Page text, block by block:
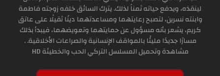
لينقذه، ويدفع حياته ثمناً لذلك. يترك السائق خلفه زوجته فاطمة
وابنته نسرين، لتصبح رعايتهما ومساعدتهما دينًا ثقيلًا على عاتق
كريم، يشعر بأنه مسؤول عن حمايتهما وتعويضهما، فيبدأ بذلك
مسارًا جديدًا مليئًا بالمواقف الإنسانية والصراعات الأخلاقية. .
مشاهدة وتحميل المسلسل التركي الحب والخطيئة HD